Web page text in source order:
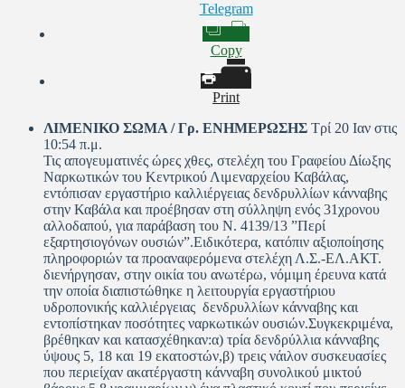
Telegram
Copy
Print
ΛΙΜΕΝΙΚΟ ΣΩΜΑ / Γρ. ΕΝΗΜΕΡΩΣΗΣ Τρί 20 Ιαν στις
10:54 π.μ.
Τις απογευματινές ώρες χθες, στελέχη του Γραφείου Δίωξης
Ναρκωτικών του Κεντρικού Λιμεναρχείου Καβάλας,
εντόπισαν εργαστήριο καλλιέργειας δενδρυλλίων κάνναβης
στην Καβάλα και προέβησαν στη σύλληψη ενός 31χρονου
αλλοδαπού, για παράβαση του N. 4139/13 ”Περί
εξαρτησιογόνων ουσιών”.Ειδικότερα, κατόπιν αξιοποίησης
πληροφοριών τα προαναφερόμενα στελέχη Λ.Σ.-ΕΛ.ΑΚΤ.
διενήργησαν, στην οικία του ανωτέρω, νόμιμη έρευνα κατά
την οποία διαπιστώθηκε η λειτουργία εργαστήριου
υδροπονικής καλλιέργειας δενδρυλλίων κάνναβης και
εντοπίστηκαν ποσότητες ναρκωτικών ουσιών.Συγκεκριμένα,
βρέθηκαν και κατασχέθηκαν:α) τρία δενδρύλλια κάνναβης
ύψους 5, 18 και 19 εκατοστών,β) τρεις νάιλον συσκευασίες
που περιείχαν ακατέργαστη κάνναβη συνολικού μικτού